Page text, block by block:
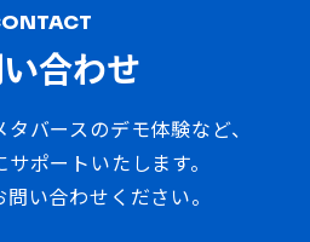
合わせ
バースのデモ体験など、
ポートいたします。
い合わせください。